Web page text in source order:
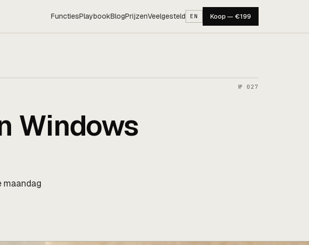
FunctiesPlaybookBlogPrijzenVeelgesteld EN Koop — €199
№ 027
Windows
maandag